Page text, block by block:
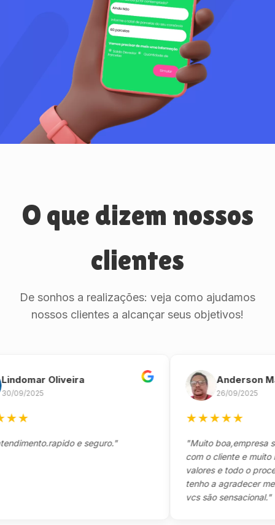
O que dizem nossos
clientes
De sonhos a realizações: veja como ajudamos
nossos clientes a alcançar seus objetivos!
Oliveira
2025
e seguro."
Anderson
26/09/2025
★★★
"Muito boa,empresa séria
com o cliente e muito
valores e todo o processo
tenho a agradecer
vcs são sensacional."